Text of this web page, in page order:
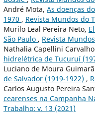
André Mota, As doenças
1970 , Revista Mundos do
Murilo Leal Pereira Neto,
São Paulo , Revista
Nathalia Capellini
hidrelétrica de Tucuruí
Luciano de Moura
de Salvador (1919-1922) ,
Carlos Augusto Pereira
cearenses na Campanha
Trabalho: v. 13 (2021)